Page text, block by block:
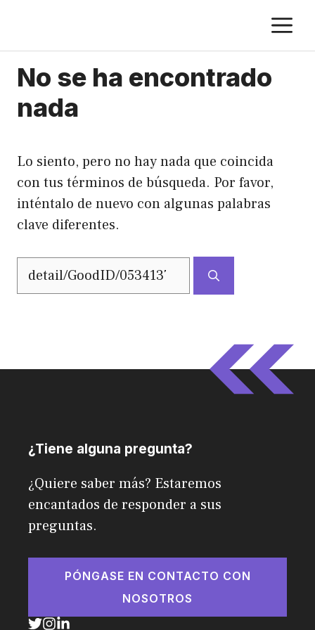
contenido
No se ha encontrado
nada
Lo siento, pero no hay nada que coincida
con tus términos de búsqueda. Por favor,
inténtalo de nuevo con algunas palabras
clave diferentes.
Buscar:
¿Tiene alguna pregunta?
¿Quiere saber más? Estaremos
encantados de responder a sus
preguntas.
PÓNGASE EN CONTACTO CON
NOSOTROS